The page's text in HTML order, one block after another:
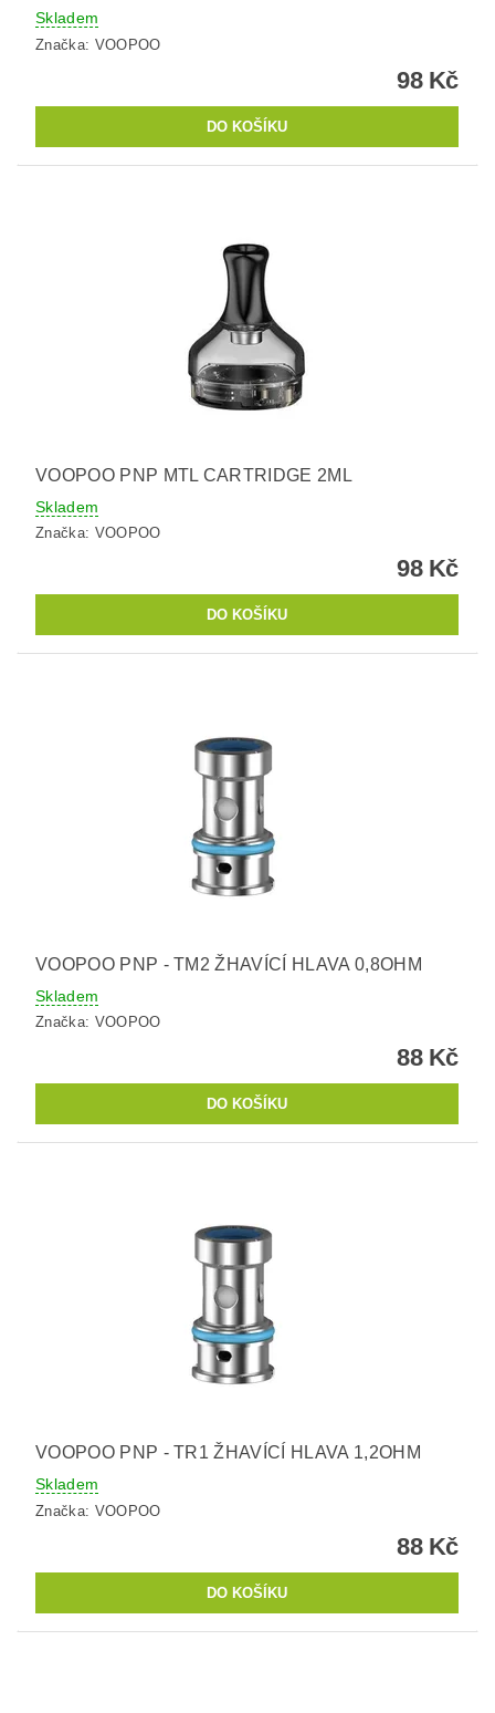
Skladem
Značka: VOOPOO
98 Kč
VOOPOO PNP MTL CARTRIDGE 2ML
Skladem
Značka: VOOPOO
98 Kč
VOOPOO PNP - TM2 ŽHAVÍCÍ HLAVA 0,8OHM
Skladem
Značka: VOOPOO
88 Kč
VOOPOO PNP - TR1 ŽHAVÍCÍ HLAVA 1,2OHM
Skladem
Značka: VOOPOO
88 Kč